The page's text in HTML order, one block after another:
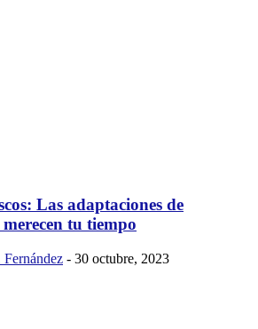
Las adaptaciones de
tu tiempo
- 30 octubre, 2023